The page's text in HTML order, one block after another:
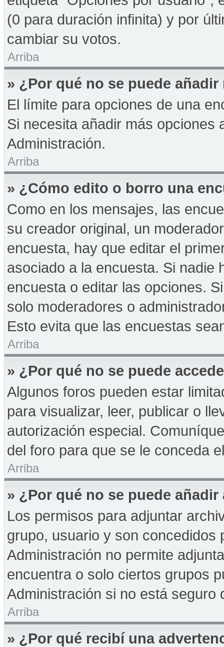
(0 para duración infinita) y por
cambiar su votos.
Arriba
» ¿Por qué no se puede
El límite para opciones de una
Si necesita añadir más opciones
Administración.
Arriba
» ¿Cómo edito o borro una
Como en los mensajes, las
su creador original, un
encuesta, hay que editar el
asociado a la encuesta. Si nadie
encuesta o editar las opciones.
solo moderadores o
Esto evita que las encuestas
Arriba
» ¿Por qué no se puede
Algunos foros pueden estar
para visualizar, leer, publicar o
autorización especial.
del foro para que se le conceda
Arriba
» ¿Por qué no se puede
Los permisos para adjuntar
grupo, usuario y son concedidos
Administración no permite
encuentra o solo ciertos grupos
Administración si no está seguro
Arriba
» ¿Por qué recibí una